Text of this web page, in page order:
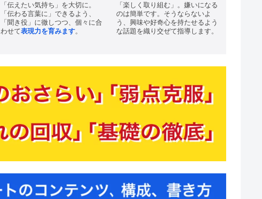
「伝えたい気持ち」を大切に。
「伝わる言葉に」できるよう、
「聞き役」に徹しつつ、個々に合
わせて表現力を育みます。
「楽しく取り組む」。嫌いになる
のは簡単です。そうならないよ
う、興味や好奇心を持たせるよう
な話題を織り交ぜて指導します。